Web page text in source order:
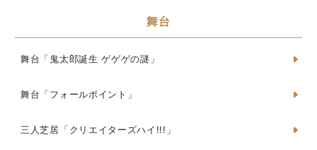
舞台
舞台「鬼太郎誕生 ゲゲゲの謎」
舞台「フォールポイント」
三人芝居「クリエイターズハイ!!!」